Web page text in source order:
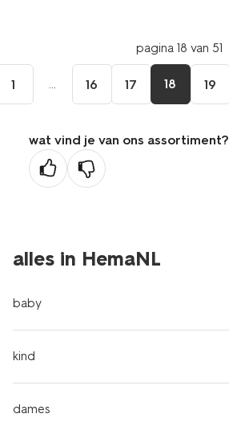
pagina 18 van 51
1 ... 16 17 18 19
wat vind je van ons assortiment?
alles in HemaNL
baby
kind
dames